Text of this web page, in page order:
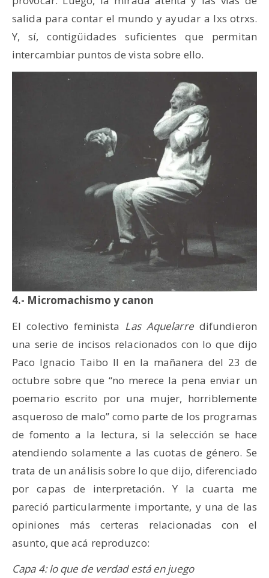
salida para contar el mundo y ayudar a lxs otrxs.
Y, sí, contigüidades suficientes que permitan
intercambiar puntos de vista sobre ello.
4.- Micromachismo y canon
El colectivo feminista Las Aquelarredifundieron
una serie de incisos relacionados con lo que dijo
Paco Ignacio Taibo II en la mañanera del 23 de
octubre sobre que “no merece la pena enviar un
poemario escrito por una mujer, horriblemente
asqueroso de malo” como parte de los programas
de fomento a la lectura, si la selección se hace
atendiendo solamente a las cuotas de género. Se
trata de un análisis sobre lo que dijo, diferenciado
por capas de interpretación. Y la cuarta me
pareció particularmente importante, y una de las
opiniones más certeras relacionadas con el
asunto, que acá reproduzco:
Capa 4: lo que de verdad está en juego